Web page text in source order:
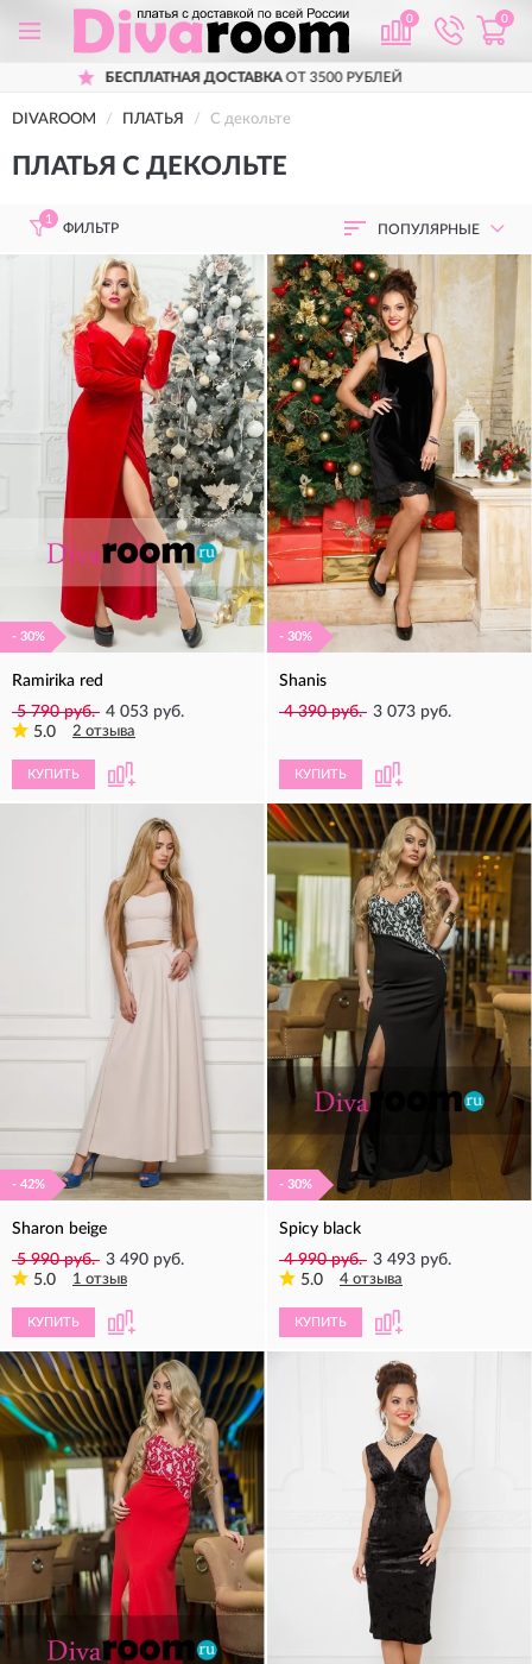
0 0
3500 РУБЛЕЙ ПРИМЕРКА
DIVAROOM ПЛАТЬЯ С декольте
ПЛАТЬЯ С ДЕКОЛЬТЕ
1
ФИЛЬТР ПОПУЛЯРНЫЕ
- 30%
Ramirika red
5 790 руб. 4 053 руб.
5.0
2 отзыва
КУПИТЬ
- 30%
Shanis
4 390 руб. 3 073 руб.
КУПИТЬ
- 42%
Sharon beige
5 990 руб. 3 490 руб.
5.0
1 отзыв
КУПИТЬ
- 30%
Spicy black
4 990 руб. 3 493 руб.
5.0
4 отзыва
КУПИТЬ